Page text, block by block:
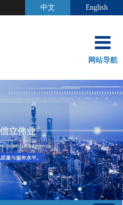
中文 English
网站导航